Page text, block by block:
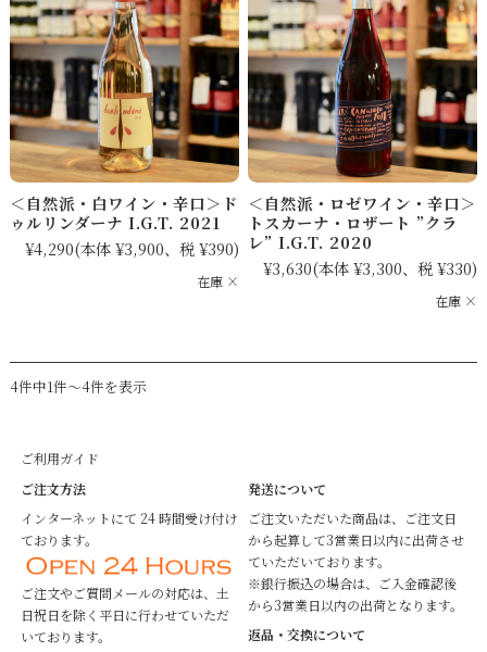
＜自然派・白ワイン・辛口＞ド
ゥルリンダーナ I.G.T. 2021
¥4,290(本体 ¥3,900、税 ¥390)
在庫 ×
＜自然派・ロゼワイン・辛口＞
トスカーナ・ロザート ”クラ
レ” I.G.T. 2020
¥3,630(本体 ¥3,300、税 ¥330)
在庫 ×
4件中1件～4件を表示
ご利用ガイド
ご注文方法
インターネットにて 24 時間受け付け
ております。
ご注文やご質問メールの対応は、土
日祝日を除く平日に行わせていただ
いております。
発送について
ご注文いただいた商品は、ご注文日
から起算して3営業日以内に出荷させ
ていただいております。
※銀行振込の場合は、ご入金確認後
から3営業日以内の出荷となります。
返品・交換について